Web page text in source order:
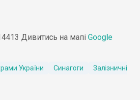
Дивитись на мапі Google
України Синагоги
Залізничні